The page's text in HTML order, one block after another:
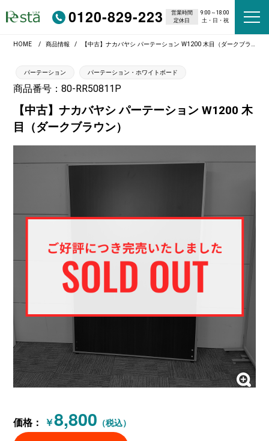
0120-829-223 営業時間
9:00～18:00
定休日
土・日・祝
HOME 商品情報 【中古】ナカバヤシ パーテーション W1200 木目（ダークブラウン）
パーテーション パーテーション・ホワイトボード
商品番号：80-RR50811P
【中古】ナカバヤシ パーテーション W1200 木
目（ダークブラウン）
価格： ￥8,800 （税込）